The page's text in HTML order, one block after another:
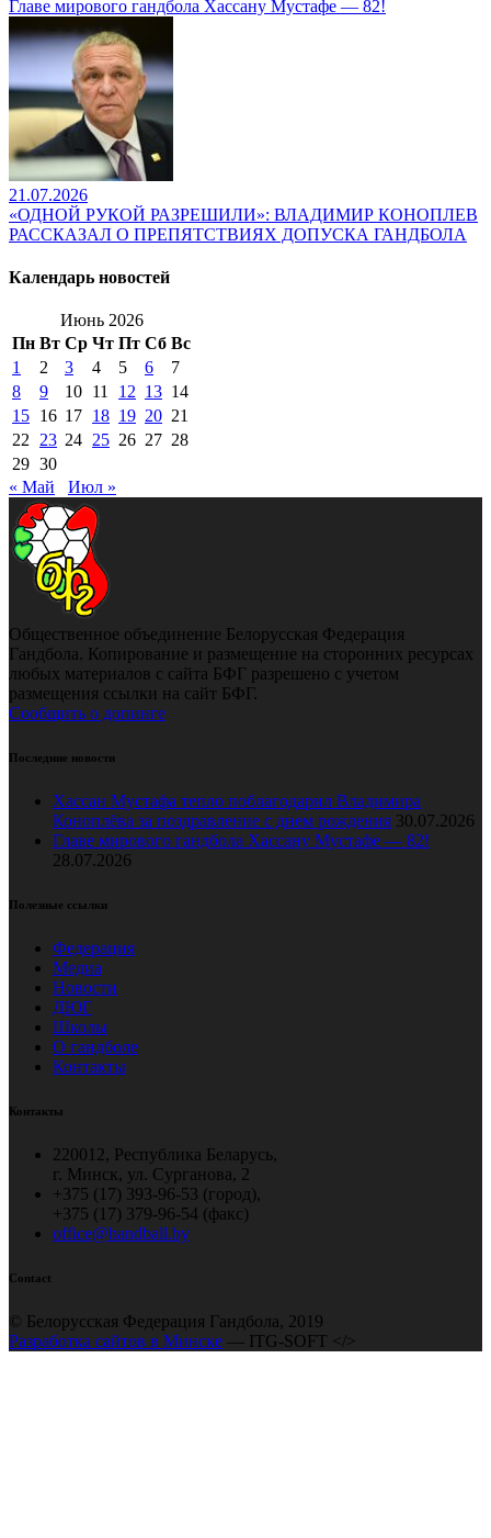
Главе мирового гандбола Хассану Мустафе — 82!
21.07.2026
«ОДНОЙ РУКОЙ РАЗРЕШИЛИ»: ВЛАДИМИР КОНОПЛЕВ
РАССКАЗАЛ О ПРЕПЯТСТВИЯХ ДОПУСКА ГАНДБОЛА
Календарь новостей
Июнь 2026
Пн Вт Ср Чт Пт Сб Вс
1
2 3 4 5 6
7
8
9 10 11 12 13 14
15 16 17 18 19 20 21
22 23 24 25 26 27 28
29 30
« Май
Июл »
Общественное объединение Белорусская Федерация
Гандбола. Копирование и размещение на сторонних ресурсах
любых материалов с сайта БФГ разрешено с учетом
размещения ссылки на сайт БФГ.
Сообщить о допинге
Последние новости
Хассан Мустафа тепло поблагодарил Владимира
Коноплёва за поздравление с днем рождения 30.07.2026
Главе мирового гандбола Хассану Мустафе — 82!
28.07.2026
Полезные ссылки
Федерация
Медиа
Новости
ДЮГ
Школы
О гандболе
Контакты
Контакты
220012, Республика Беларусь,
г. Минск, ул. Сурганова, 2
+375 (17) 393-96-53 (город),
+375 (17) 379-96-54 (факс)
office@handball.by
Contact
© Белорусская Федерация Гандбола, 2019
Разработка сайтов в Минске — ITG-SOFT </>